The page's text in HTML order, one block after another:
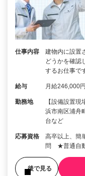
仕事内容
建物内に設置
どうかを確認
するお仕事で
給与 月給246,000
勤務地
【設備設置
浜市南区浦舟
台など
応募資格
高卒以上、簡
問 ★普通自
後で見る